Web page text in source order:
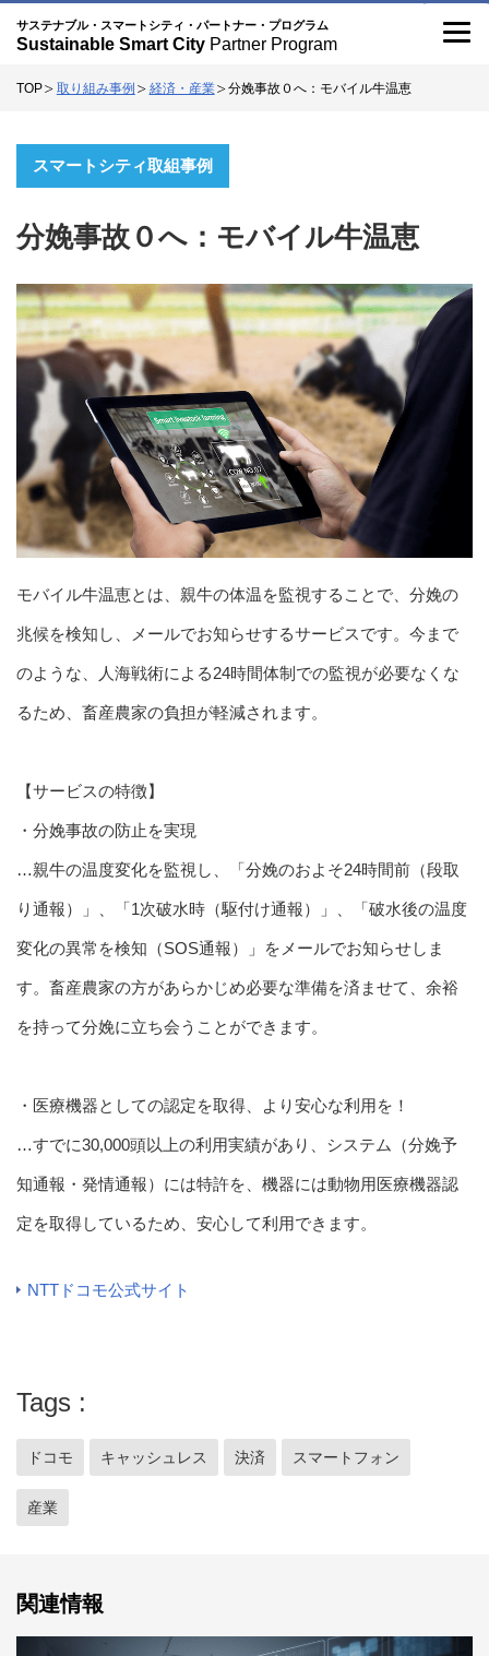
記
こ
つ
い
て
サステナブル・スマートシティ・パートナー・プログラム
Sustainable Smart City Partner Program
TOP 取り組み事例 経済・産業 分娩事故０へ：モバイル牛温恵
スマートシティ取組事例
分娩事故０へ：モバイル牛温恵
モバイル牛温恵とは、親牛の体温を監視することで、分娩の
兆候を検知し、メールでお知らせするサービスです。今まで
のような、人海戦術による24時間体制での監視が必要なくな
るため、畜産農家の負担が軽減されます。
【サービスの特徴】
・分娩事故の防止を実現
…親牛の温度変化を監視し、「分娩のおよそ24時間前（段取
り通報）」、「1次破水時（駆付け通報）」、「破水後の温度
変化の異常を検知（SOS通報）」をメールでお知らせしま
す。畜産農家の方があらかじめ必要な準備を済ませて、余裕
を持って分娩に立ち会うことができます。
・医療機器としての認定を取得、より安心な利用を！
…すでに30,000頭以上の利用実績があり、システム（分娩予
知通報・発情通報）には特許を、機器には動物用医療機器認
定を取得しているため、安心して利用できます。
NTTドコモ公式サイト
Tags
ドコモ キャッシュレス 決済 スマートフォン
産業
関連情報